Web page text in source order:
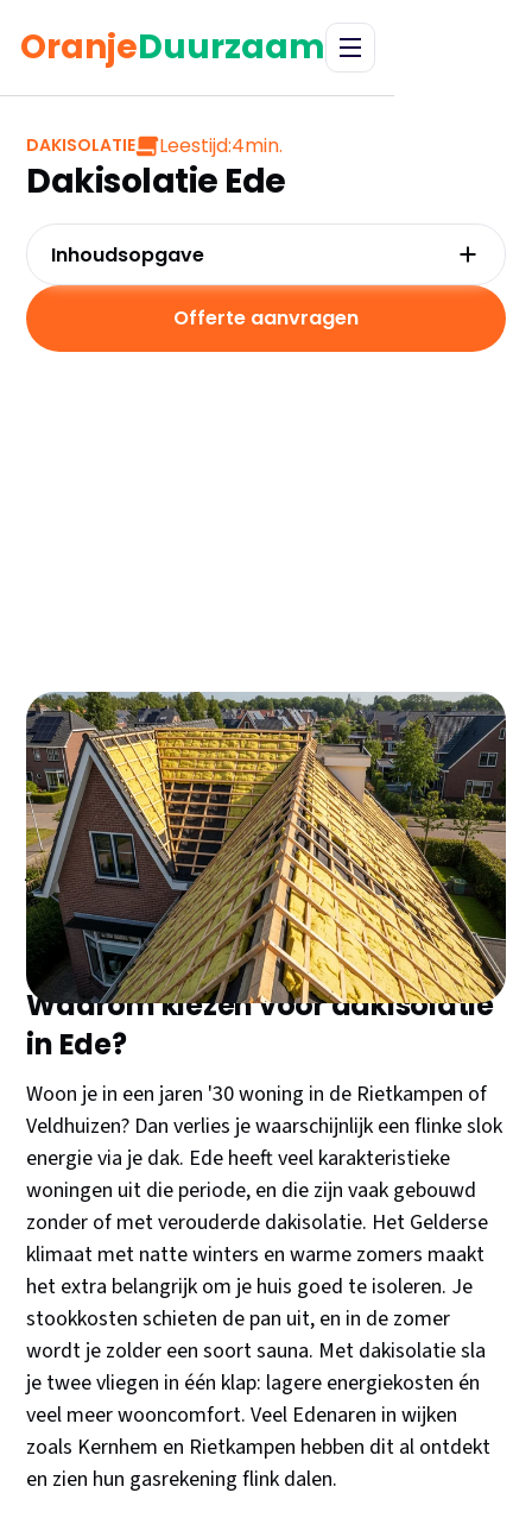
OranjeDuurzaam
DAKISOLATIE Leestijd:4min.
Dakisolatie Ede
Dakisolatie in Ede zorgt voor direct 30-40% minder
energiekosten - dat is €400-600 besparing per jaar!
Met de ISDE subsidie van €4-6 per m2 en de vele
jaren '30 woningen in Ede is dakisolatie dé slimme
investering voor 2024.
Waarom kiezen voor dakisolatie
in Ede?
Woon je in een jaren '30 woning in de Rietkampen of
Veldhuizen? Dan verlies je waarschijnlijk een flinke slok
energie via je dak. Ede heeft veel karakteristieke
woningen uit die periode, en die zijn vaak gebouwd
zonder of met verouderde dakisolatie. Het Gelderse
klimaat met natte winters en warme zomers maakt
het extra belangrijk om je huis goed te isoleren. Je
stookkosten schieten de pan uit, en in de zomer
wordt je zolder een soort sauna. Met dakisolatie sla
je twee vliegen in één klap: lagere energiekosten én
veel meer wooncomfort. Veel Edenaren in wijken
zoals Kernhem en Rietkampen hebben dit al ontdekt
en zien hun gasrekening flink dalen.
Inhoudsopgave
Waarom kiezen voor dakisolatie in Ede?
Kosten en besparingen
Subsidies in Ede
Offerte aanvragen